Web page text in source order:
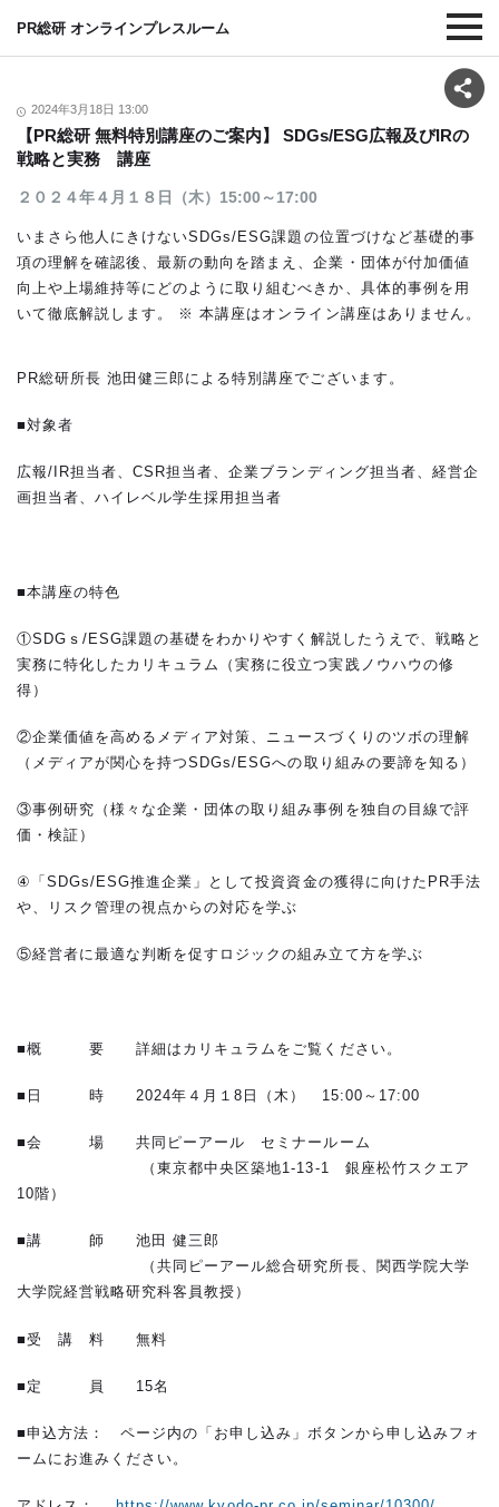
PR総研 オンラインプレスルーム
2024年3月18日 13:00
【PR総研 無料特別講座のご案内】 SDGs/ESG広報及びIRの
戦略と実務 講座
２０２４年４月１８日（木）15:00～17:00
いまさら他人にきけないSDGs/ESG課題の位置づけなど基礎的事
項の理解を確認後、最新の動向を踏まえ、企業・団体が付加価値
向上や上場維持等にどのように取り組むべきか、具体的事例を用
いて徹底解説します。 ※ 本講座はオンライン講座はありません。
PR総研所長 池田健三郎による特別講座でございます。
■対象者
広報/IR担当者、CSR担当者、企業ブランディング担当者、経営企
画担当者、ハイレベル学生採用担当者
■本講座の特色
①SDGｓ/ESG課題の基礎をわかりやすく解説したうえで、戦略と
実務に特化したカリキュラム（実務に役立つ実践ノウハウの修
得）
②企業価値を高めるメディア対策、ニュースづくりのツボの理解
（メディアが関心を持つSDGs/ESGへの取り組みの要諦を知る）
③事例研究（様々な企業・団体の取り組み事例を独自の目線で評
価・検証）
④「SDGs/ESG推進企業」として投資資金の獲得に向けたPR手法
や、リスク管理の視点からの対応を学ぶ
⑤経営者に最適な判断を促すロジックの組み立て方を学ぶ
■概 要 詳細はカリキュラムをご覧ください。
■日 時 2024年４月１8日（木） 15:00～17:00
■会 場 共同ピーアール セミナールーム
（東京都中央区築地1-13-1 銀座松竹スクエア
10階）
■講 師 池田 健三郎
（共同ピーアール総合研究所長、関西学院大学
大学院経営戦略研究科客員教授）
■受 講 料 無料
■定 員 15名
■申込方法： ページ内の「お申し込み」ボタンから申し込みフォ
ームにお進みください。